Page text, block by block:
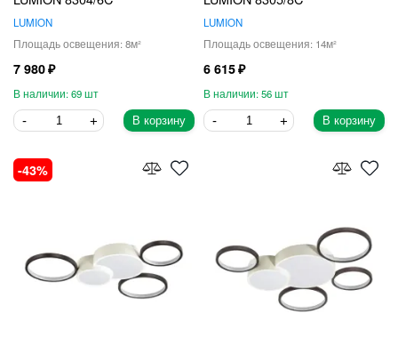
LUMION
8
7 980
69
В корзину
LUMION
14
6 615
56
В корзину
43